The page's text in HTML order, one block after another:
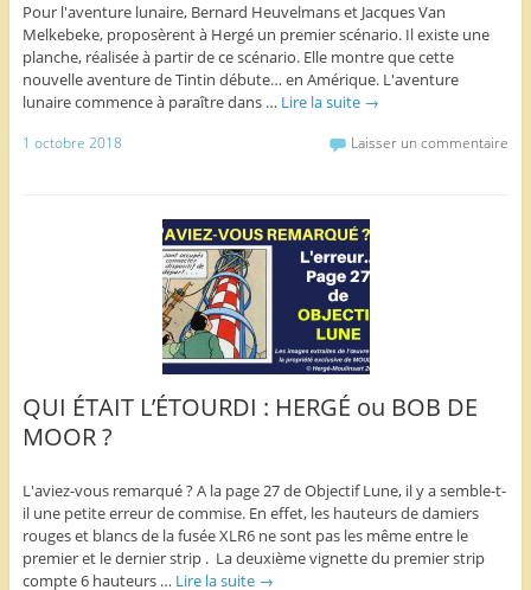
Pour l'aventure lunaire, Bernard Heuvelmans et Jacques Van
Melkebeke, proposèrent à Hergé un premier scénario. Il existe une
planche, réalisée à partir de ce scénario. Elle montre que cette
nouvelle aventure de Tintin débute… en Amérique. L'aventure
lunaire commence à paraître dans … Lire la suite →
1 octobre 2018 Laisser un commentaire
QUI ÉTAIT L’ÉTOURDI : HERGÉ ou BOB DE
MOOR ?
L'aviez-vous remarqué ? A la page 27 de Objectif Lune, il y a semble-t-
il une petite erreur de commise. En effet, les hauteurs de damiers
rouges et blancs de la fusée XLR6 ne sont pas les même entre le
premier et le dernier strip . La deuxième vignette du premier strip
compte 6 hauteurs … Lire la suite →